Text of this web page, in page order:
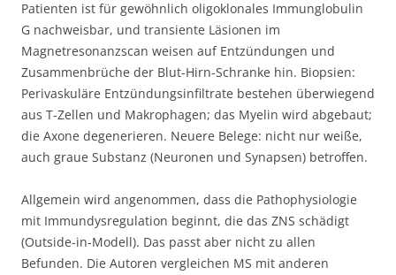
Patienten ist für gewöhnlich oligoklonales Immunglobulin
G nachweisbar, und transiente Läsionen im
Magnetresonanzscan weisen auf Entzündungen und
Zusammenbrüche der Blut-Hirn-Schranke hin. Biopsien:
Perivaskuläre Entzündungsinfiltrate bestehen überwiegend
aus T-Zellen und Makrophagen; das Myelin wird abgebaut;
die Axone degenerieren. Neuere Belege: nicht nur weiße,
auch graue Substanz (Neuronen und Synapsen) betroffen.
Allgemein wird angenommen, dass die Pathophysiologie
mit Immundysregulation beginnt, die das ZNS schädigt
(Outside-in-Modell). Das passt aber nicht zu allen
Befunden. Die Autoren vergleichen MS mit anderen